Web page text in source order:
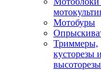
Мотобуры
Триммеры,
кусторезы и
высоторезы